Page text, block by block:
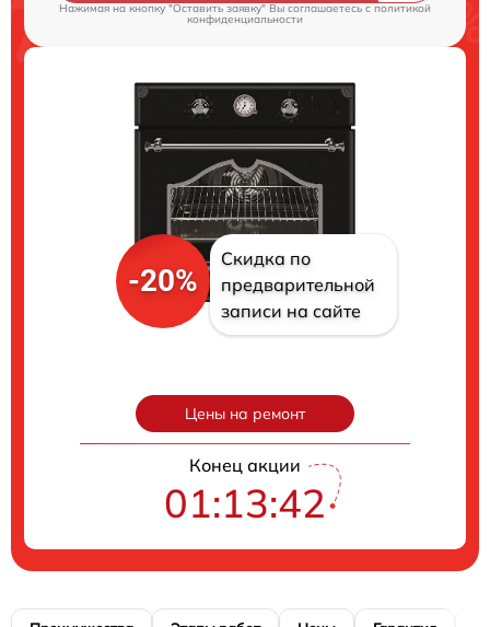
Нажимая на кнопку "Оставить заявку" Вы соглашаетесь cполитикой
конфиденциальности
-20%
Скидка по
предварительной
записи на сайте
Цены на ремонт
Конец акции
01:13:41